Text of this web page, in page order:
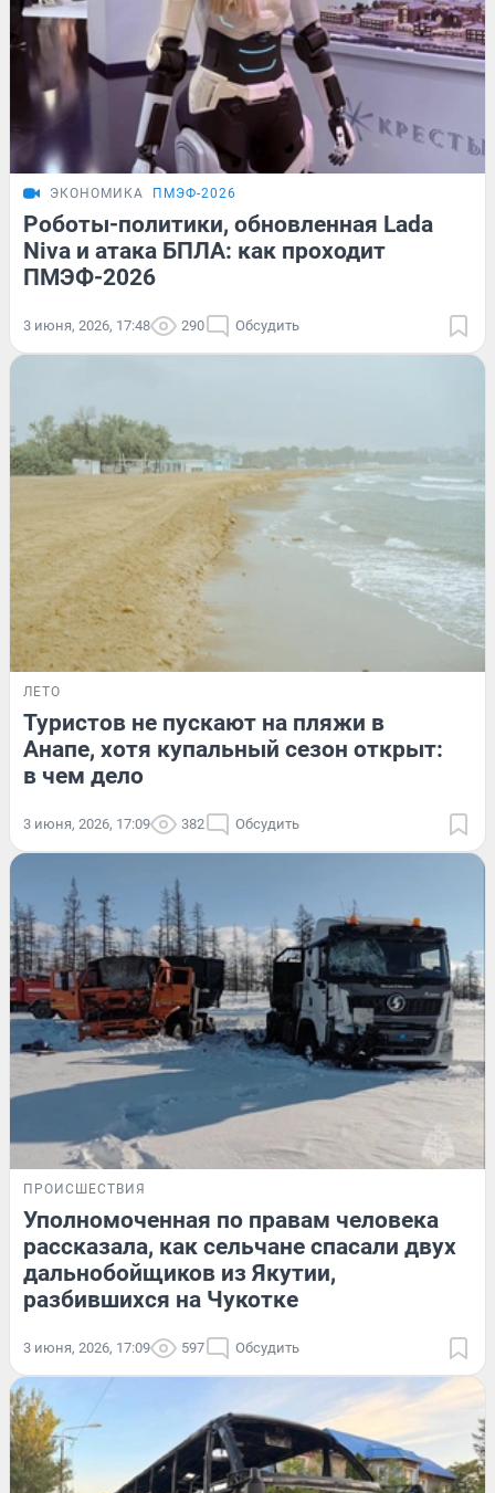
ЭКОНОМИКА ПМЭФ-2026
Роботы-политики, обновленная Lada
Niva и атака БПЛА: как проходит
ПМЭФ-2026
3 июня, 2026, 17:48 290 Обсудить
ЛЕТО
Туристов не пускают на пляжи в
Анапе, хотя купальный сезон открыт:
в чем дело
3 июня, 2026, 17:09 382 Обсудить
ПРОИСШЕСТВИЯ
Уполномоченная по правам человека
рассказала, как сельчане спасали двух
дальнобойщиков из Якутии,
разбившихся на Чукотке
3 июня, 2026, 17:09 597 Обсудить